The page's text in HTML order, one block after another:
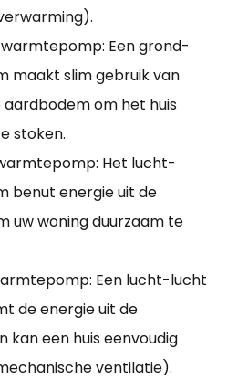
Een grond-
maakt slim gebruik van
om het huis
stoken.
Het lucht-
benut energie uit de
uw woning duurzaam te
Een lucht-lucht
de energie uit de
kan een huis eenvoudig
ventilatie).